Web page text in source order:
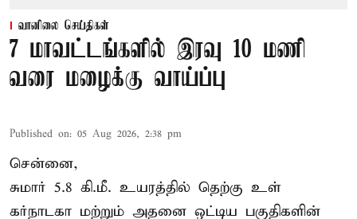
வானிலை செய்திகள்
7 மாவட்டங்களில் இரவு 10 மணி
வரை மழைக்கு வாய்ப்பு
Published on: 05 Aug 2026, 2:38 pm
சென்னை,
சுமார் 5.8 கி.மீ. உயரத்தில் தெற்கு உள்
கர்நாடகா மற்றும் அதனை ஒட்டிய பகுதிகளின்